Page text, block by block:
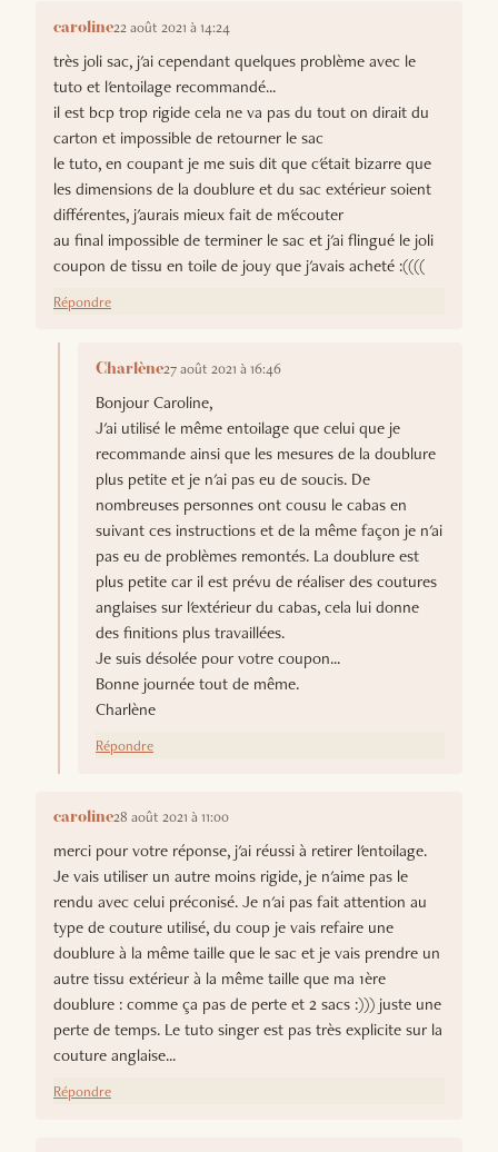
caroline22 août 2021 à 14:24
très joli sac, j'ai cependant quelques problème avec le
tuto et l'entoilage recommandé...
il est bcp trop rigide cela ne va pas du tout on dirait du
carton et impossible de retourner le sac
le tuto, en coupant je me suis dit que c'était bizarre que
les dimensions de la doublure et du sac extérieur soient
différentes, j'aurais mieux fait de m'écouter
au final impossible de terminer le sac et j'ai flingué le joli
coupon de tissu en toile de jouy que j'avais acheté :((((
Répondre
Charlène27 août 2021 à 16:46
Bonjour Caroline,
J'ai utilisé le même entoilage que celui que je
recommande ainsi que les mesures de la doublure
plus petite et je n'ai pas eu de soucis. De
nombreuses personnes ont cousu le cabas en
suivant ces instructions et de la même façon je n'ai
pas eu de problèmes remontés. La doublure est
plus petite car il est prévu de réaliser des coutures
anglaises sur l'extérieur du cabas, cela lui donne
des finitions plus travaillées.
Je suis désolée pour votre coupon...
Bonne journée tout de même.
Charlène
Répondre
caroline28 août 2021 à 11:00
merci pour votre réponse, j'ai réussi à retirer l'entoilage.
Je vais utiliser un autre moins rigide, je n'aime pas le
rendu avec celui préconisé. Je n'ai pas fait attention au
type de couture utilisé, du coup je vais refaire une
doublure à la même taille que le sac et je vais prendre un
autre tissu extérieur à la même taille que ma 1ère
doublure : comme ça pas de perte et 2 sacs :))) juste une
perte de temps. Le tuto singer est pas très explicite sur la
couture anglaise...
Répondre